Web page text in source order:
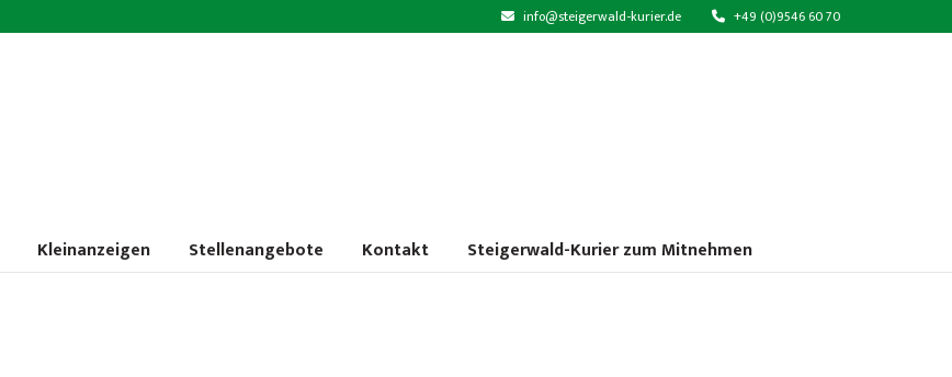
info@steigerwald-kurier.de +49 (0)9546 60 70
Kleinanzeigen Stellenangebote Kontakt Steigerwald-Kurier zum Mitnehmen